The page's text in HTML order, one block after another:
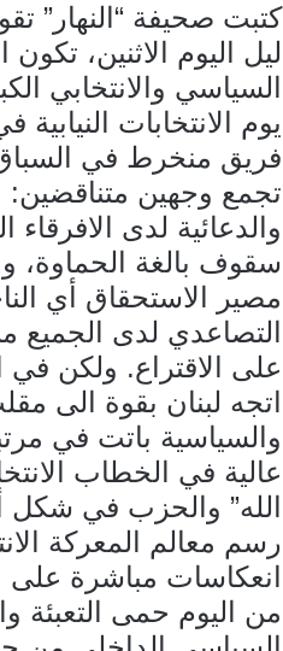
كتبت صحيفة “النهار”
ليل اليوم الاثنين،
السياسي والانتخابي
فريق منخرط في السباق
تجمع وجهين متناقضين:
والدعائية لدى
سقوف بالغة الحماوة،
مصير الاستحقاق أي
التصاعدي لدى
على الاقتراع. ولكن في
اتجه لبنان بقوة الى
والسياسية باتت في
عالية في الخطاب
الله” والحزب في
رسم معالم المعركة
انعكاسات مباشرة على
من اليوم حمى التعبئة